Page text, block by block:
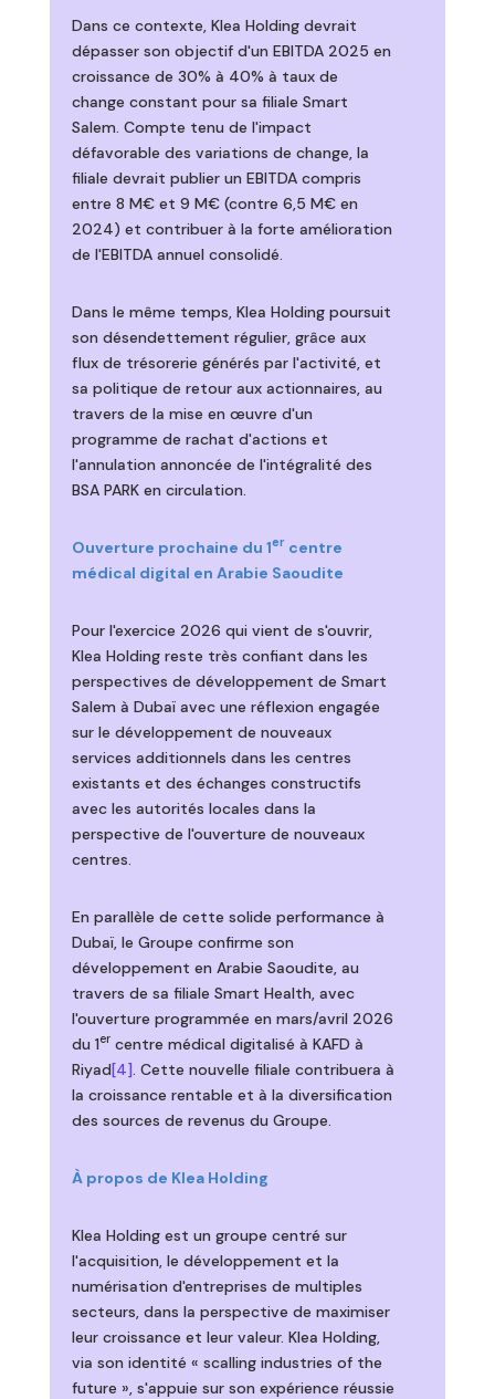
Dans ce contexte, Klea Holding devrait
dépasser son objectif d'un EBITDA 2025 en
croissance de 30% à 40% à taux de
change constant pour sa filiale Smart
Salem. Compte tenu de l'impact
défavorable des variations de change, la
filiale devrait publier un EBITDA compris
entre 8 M€ et 9 M€ (contre 6,5 M€ en
2024) et contribuer à la forte amélioration
de l'EBITDA annuel consolidé.
Dans le même temps, Klea Holding poursuit
son désendettement régulier, grâce aux
flux de trésorerie générés par l'activité, et
sa politique de retour aux actionnaires, au
travers de la mise en œuvre d'un
programme de rachat d'actions et
l'annulation annoncée de l'intégralité des
BSA PARK en circulation.
Ouverture prochaine du 1ercentre
médical digital en Arabie Saoudite
Pour l'exercice 2026 qui vient de s'ouvrir,
Klea Holding reste très confiant dans les
perspectives de développement de Smart
Salem à Dubaï avec une réflexion engagée
sur le développement de nouveaux
services additionnels dans les centres
existants et des échanges constructifs
avec les autorités locales dans la
perspective de l'ouverture de nouveaux
centres.
En parallèle de cette solide performance à
Dubaï, le Groupe confirme son
développement en Arabie Saoudite, au
travers de sa filiale Smart Health, avec
l'ouverture programmée en mars/avril 2026
du 1ercentre médical digitalisé à KAFD à
Riyad[4] . Cette nouvelle filiale contribuera à
la croissance rentable et à la diversification
des sources de revenus du Groupe.
À propos de Klea Holding
Klea Holding est un groupe centré sur
l'acquisition, le développement et la
numérisation d'entreprises de multiples
secteurs, dans la perspective de maximiser
leur croissance et leur valeur. Klea Holding,
via son identité « scalling industries of the
future », s'appuie sur son expérience réussie